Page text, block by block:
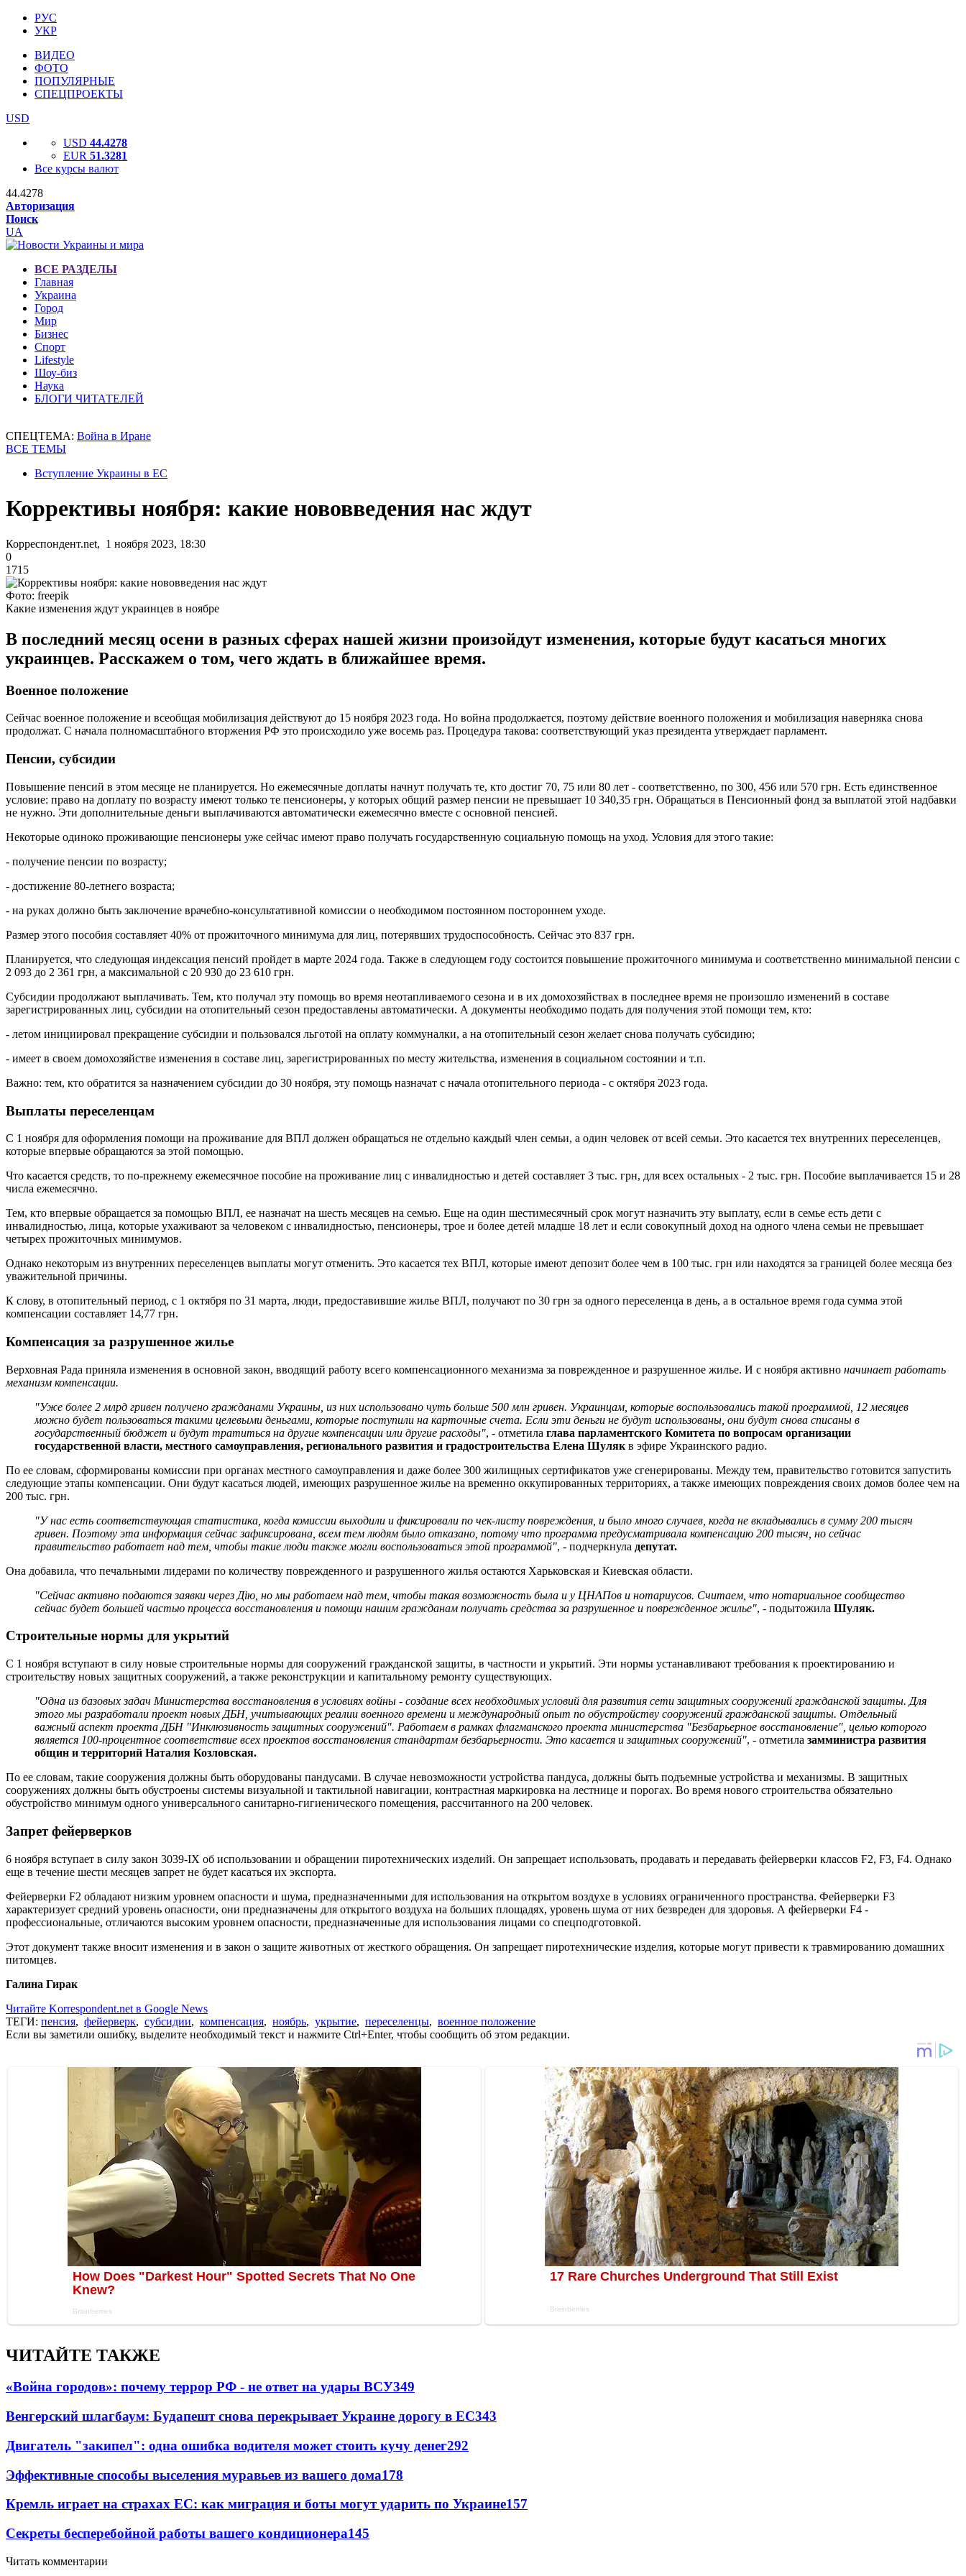
РУС
УКР
ВИДЕО
ФОТО
ПОПУЛЯРНЫЕ
СПЕЦПРОЕКТЫ
USD
USD 44.4278
EUR 51.3281
Все курсы валют
44.4278
Авторизация
Поиск
UA
ВСЕ РАЗДЕЛЫ
Главная
Украина
Город
Мир
Бизнес
Спорт
Lifestyle
Шоу-биз
Наука
БЛОГИ ЧИТАТЕЛЕЙ
СПЕЦТЕМА: Война в Иране
ВСЕ ТЕМЫ
Вступление Украины в ЕС
Коррективы ноября: какие нововведения нас ждут
Корреспондент.net, 1 ноября 2023, 18:30
0
1715
Фото: freepik
Какие изменения ждут украинцев в ноябре
В последний месяц осени в разных сферах нашей жизни произойдут изменения, которые будут касаться многих
украинцев. Расскажем о том, чего ждать в ближайшее время.
Военное положение
Сейчас военное положение и всеобщая мобилизация действуют до 15 ноября 2023 года. Но война продолжается, поэтому действие военного положения и мобилизация наверняка снова
продолжат. С начала полномасштабного вторжения РФ это происходило уже восемь раз. Процедура такова: соответствующий указ президента утверждает парламент.
Пенсии, субсидии
Повышение пенсий в этом месяце не планируется. Но ежемесячные доплаты начнут получать те, кто достиг 70, 75 или 80 лет - соответственно, по 300, 456 или 570 грн. Есть единственное
условие: право на доплату по возрасту имеют только те пенсионеры, у которых общий размер пенсии не превышает 10 340,35 грн. Обращаться в Пенсионный фонд за выплатой этой надбавки
не нужно. Эти дополнительные деньги выплачиваются автоматически ежемесячно вместе с основной пенсией.
Некоторые одиноко проживающие пенсионеры уже сейчас имеют право получать государственную социальную помощь на уход. Условия для этого такие:
- получение пенсии по возрасту;
- достижение 80-летнего возраста;
- на руках должно быть заключение врачебно-консультативной комиссии о необходимом постоянном постороннем уходе.
Размер этого пособия составляет 40% от прожиточного минимума для лиц, потерявших трудоспособность. Сейчас это 837 грн.
Планируется, что следующая индексация пенсий пройдет в марте 2024 года. Также в следующем году состоится повышение прожиточного минимума и соответственно минимальной пенсии с
2 093 до 2 361 грн, а максимальной с 20 930 до 23 610 грн.
Субсидии продолжают выплачивать. Тем, кто получал эту помощь во время неотапливаемого сезона и в их домохозяйствах в последнее время не произошло изменений в составе
зарегистрированных лиц, субсидии на отопительный сезон предоставлены автоматически. А документы необходимо подать для получения этой помощи тем, кто:
- летом инициировал прекращение субсидии и пользовался льготой на оплату коммуналки, а на отопительный сезон желает снова получать субсидию;
- имеет в своем домохозяйстве изменения в составе лиц, зарегистрированных по месту жительства, изменения в социальном состоянии и т.п.
Важно: тем, кто обратится за назначением субсидии до 30 ноября, эту помощь назначат с начала отопительного периода - с октября 2023 года.
Выплаты переселенцам
С 1 ноября для оформления помощи на проживание для ВПЛ должен обращаться не отдельно каждый член семьи, а один человек от всей семьи. Это касается тех внутренних переселенцев,
которые впервые обращаются за этой помощью.
Что касается средств, то по-прежнему ежемесячное пособие на проживание лиц с инвалидностью и детей составляет 3 тыс. грн, для всех остальных - 2 тыс. грн. Пособие выплачивается 15 и 28
числа ежемесячно.
Тем, кто впервые обращается за помощью ВПЛ, ее назначат на шесть месяцев на семью. Еще на один шестимесячный срок могут назначить эту выплату, если в семье есть дети с
инвалидностью, лица, которые ухаживают за человеком с инвалидностью, пенсионеры, трое и более детей младше 18 лет и если совокупный доход на одного члена семьи не превышает
четырех прожиточных минимумов.
Однако некоторым из внутренних переселенцев выплаты могут отменить. Это касается тех ВПЛ, которые имеют депозит более чем в 100 тыс. грн или находятся за границей более месяца без
уважительной причины.
К слову, в отопительный период, с 1 октября по 31 марта, люди, предоставившие жилье ВПЛ, получают по 30 грн за одного переселенца в день, а в остальное время года сумма этой
компенсации составляет 14,77 грн.
Компенсация за разрушенное жилье
Верховная Рада приняла изменения в основной закон, вводящий работу всего компенсационного механизма за поврежденное и разрушенное жилье. И с ноября активно начинает работать
механизм компенсации.
"Уже более 2 млрд гривен получено гражданами Украины, из них использовано чуть больше 500 млн гривен. Украинцам, которые воспользовались такой программой, 12 месяцев
можно будет пользоваться такими целевыми деньгами, которые поступили на карточные счета. Если эти деньги не будут использованы, они будут снова списаны в
государственный бюджет и будут тратиться на другие компенсации или другие расходы", - отметила глава парламентского Комитета по вопросам организации
государственной власти, местного самоуправления, регионального развития и градостроительства Елена Шуляк в эфире Украинского радио.
По ее словам, сформированы комиссии при органах местного самоуправления и даже более 300 жилищных сертификатов уже сгенерированы. Между тем, правительство готовится запустить
следующие этапы компенсации. Они будут касаться людей, имеющих разрушенное жилье на временно оккупированных территориях, а также имеющих повреждения своих домов более чем на
200 тыс. грн.
"У нас есть соответствующая статистика, когда комиссии выходили и фиксировали по чек-листу повреждения, и было много случаев, когда не вкладывались в сумму 200 тысяч
гривен. Поэтому эта информация сейчас зафиксирована, всем тем людям было отказано, потому что программа предусматривала компенсацию 200 тысяч, но сейчас
правительство работает над тем, чтобы такие люди также могли воспользоваться этой программой", - подчеркнула депутат.
Она добавила, что печальными лидерами по количеству поврежденного и разрушенного жилья остаются Харьковская и Киевская области.
"Сейчас активно подаются заявки через Дію , но мы работаем над тем, чтобы такая возможность была и у ЦНАПов и нотариусов. Считаем, что нотариальное сообщество
сейчас будет большей частью процесса восстановления и помощи нашим гражданам получать средства за разрушенное и поврежденное жилье", - подытожила Шуляк.
Строительные нормы для укрытий
С 1 ноября вступают в силу новые строительные нормы для сооружений гражданской защиты, в частности и укрытий. Эти нормы устанавливают требования к проектированию и
строительству новых защитных сооружений, а также реконструкции и капитальному ремонту существующих.
"Одна из базовых задач Министерства восстановления в условиях войны - создание всех необходимых условий для развития сети защитных сооружений гражданской защиты. Для
этого мы разработали проект новых ДБН, учитывающих реалии военного времени и международный опыт по обустройству сооружений гражданской защиты. Отдельный
важный аспект проекта ДБН "Инклюзивность защитных сооружений". Работаем в рамках флагманского проекта министерства "Безбарьерное восстановление", целью которого
является 100-процентное соответствие всех проектов восстановления стандартам безбарьерности. Это касается и защитных сооружений", - отметила замминистра развития
общин и территорий Наталия Козловская.
По ее словам, такие сооружения должны быть оборудованы пандусами. В случае невозможности устройства пандуса, должны быть подъемные устройства и механизмы. В защитных
сооружениях должны быть обустроены системы визуальной и тактильной навигации, контрастная маркировка на лестнице и порогах. Во время нового строительства обязательно
обустройство минимум одного универсального санитарно-гигиенического помещения, рассчитанного на 200 человек.
Запрет фейерверков
6 ноября вступает в силу закон 3039-IX об использовании и обращении пиротехнических изделий. Он запрещает использовать, продавать и передавать фейерверки классов F2, F3, F4. Однако
еще в течение шести месяцев запрет не будет касаться их экспорта.
Фейерверки F2 обладают низким уровнем опасности и шума, предназначенными для использования на открытом воздухе в условиях ограниченного пространства. Фейерверки F3
характеризует средний уровень опасности, они предназначены для открытого воздуха на больших площадях, уровень шума от них безвреден для здоровья. А фейерверки F4 -
профессиональные, отличаются высоким уровнем опасности, предназначенные для использования лицами со спецподготовкой.
Этот документ также вносит изменения и в закон о защите животных от жесткого обращения. Он запрещает пиротехнические изделия, которые могут привести к травмированию домашних
питомцев.
Галина Гирак
Читайте Korrespondent.net в Google News
ТЕГИ: пенсия, фейерверк, субсидии, компенсация, ноябрь, укрытие, переселенцы, военное положение
Если вы заметили ошибку, выделите необходимый текст и нажмите Ctrl+Enter, чтобы сообщить об этом редакции.
ЧИТАЙТЕ ТАКЖЕ
«Война городов»: почему террор РФ - не ответ на удары ВСУ349
Венгерский шлагбаум: Будапешт снова перекрывает Украине дорогу в ЕС343
Двигатель "закипел": одна ошибка водителя может стоить кучу денег292
Эффективные способы выселения муравьев из вашего дома178
Кремль играет на страхах ЕС: как миграция и боты могут ударить по Украине157
Секреты бесперебойной работы вашего кондиционера145
Читать комментарии